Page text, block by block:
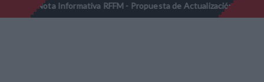
RFFM - Propuesta de Actualización Cuotas